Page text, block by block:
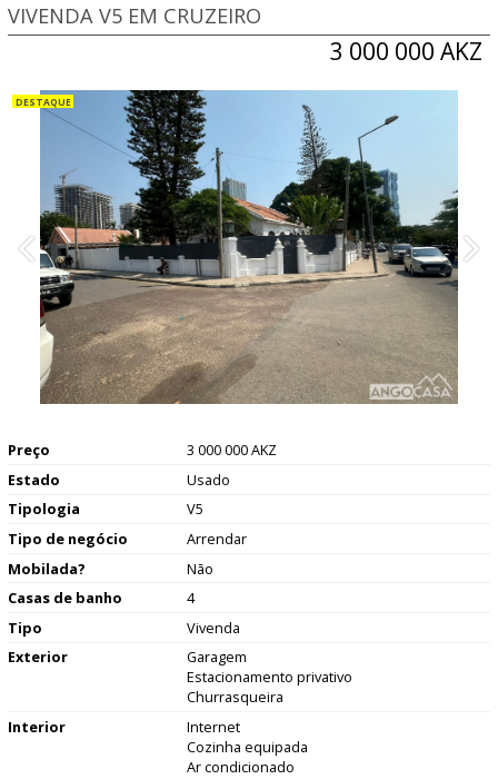
3 000 000 AKZ
VIVENDA V5 EM CRUZEIRO
Preço
3 000 000 AKZ
Estado
Usado
Tipologia
V5
Tipo de negócio
Arrendar
Mobilada?
Não
Casas de banho
4
Tipo
Vivenda
Exterior
Garagem
Estacionamento privativo
Churrasqueira
Interior
Internet
Cozinha equipada
Ar condicionado